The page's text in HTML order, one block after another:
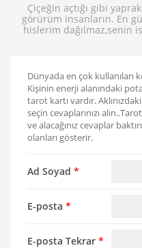
Çiçeğin açtığı gibi
görürüm insanların. En
hislerim dağılmaz,senin
Dünyada en çok
Kişinin enerji alanındaki
tarot kartı vardır.
seçin cevaplarınızı
ve alacağınız cevaplar
olanları gösterir.
Ad Soyad *
E-posta *
E-posta Tekrar *